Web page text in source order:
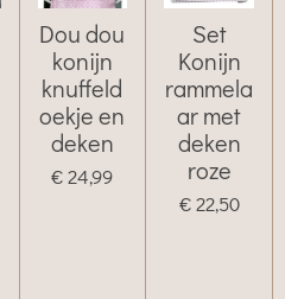
Dou dou
konijn
knuffeld
oekje en
deken
€ 24,99
Set
Konijn
rammela
ar met
deken
roze
€ 22,50